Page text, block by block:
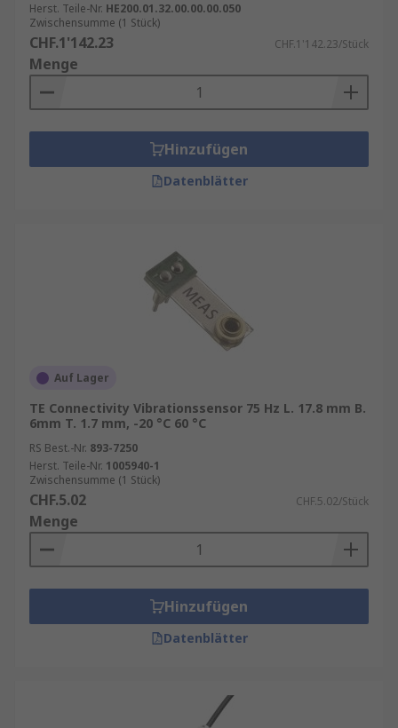
Herst. Teile-Nr. HE200.01.32.00.00.00.050
Zwischensumme (1 Stück)
CHF.1'142.23 CHF.1'142.23/Stück
Menge
Hinzufügen
Datenblätter
Auf Lager
TE Connectivity Vibrationssensor 75 Hz L. 17.8 mm B.
6mm T. 1.7 mm, -20 °C 60 °C
RS Best.-Nr. 893-7250
Herst. Teile-Nr. 1005940-1
Zwischensumme (1 Stück)
CHF.5.02 CHF.5.02/Stück
Menge
Hinzufügen
Datenblätter